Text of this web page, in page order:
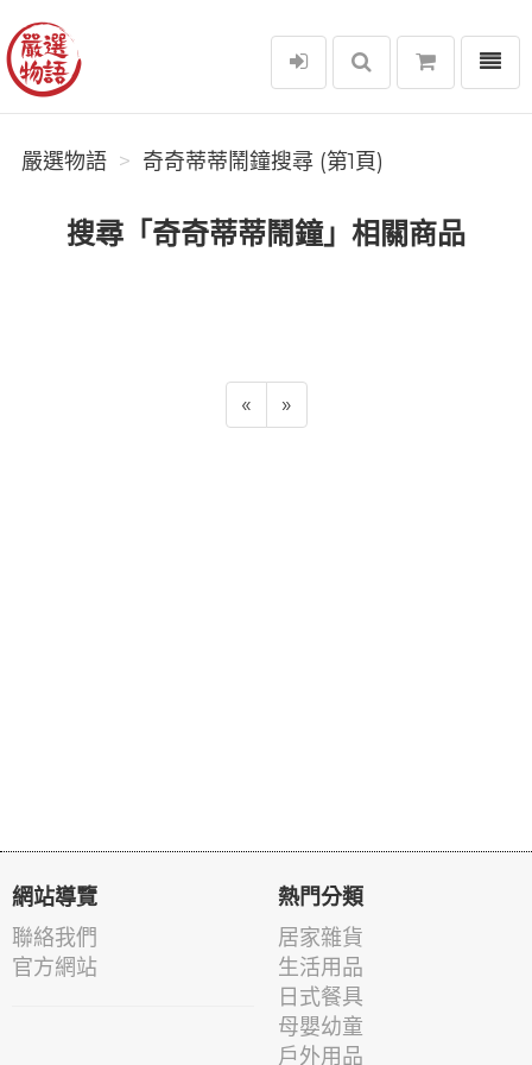
嚴選物語
選單
嚴選物語 奇奇蒂蒂鬧鐘搜尋 (第1頁)
搜尋「奇奇蒂蒂鬧鐘」相關商品
« »
網站導覽
聯絡我們
官方網站
熱門分類
居家雜貨
生活用品
日式餐具
母嬰幼童
戶外用品